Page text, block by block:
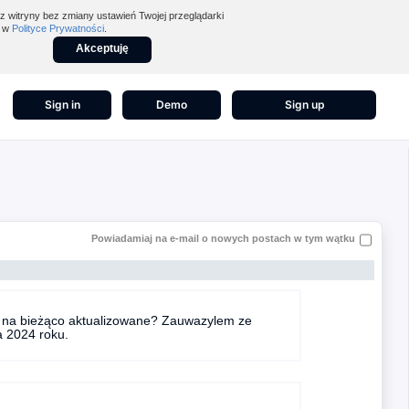
witryny bez zmiany ustawień Twojej przeglądarki
w Polityce Prywatności
Akceptuję
Sign in Demo Sign up
Powiadamiaj na e-mail o nowych postach w tym wątku
bieżąco aktualizowane? Zauwazylem ze
2024 roku.